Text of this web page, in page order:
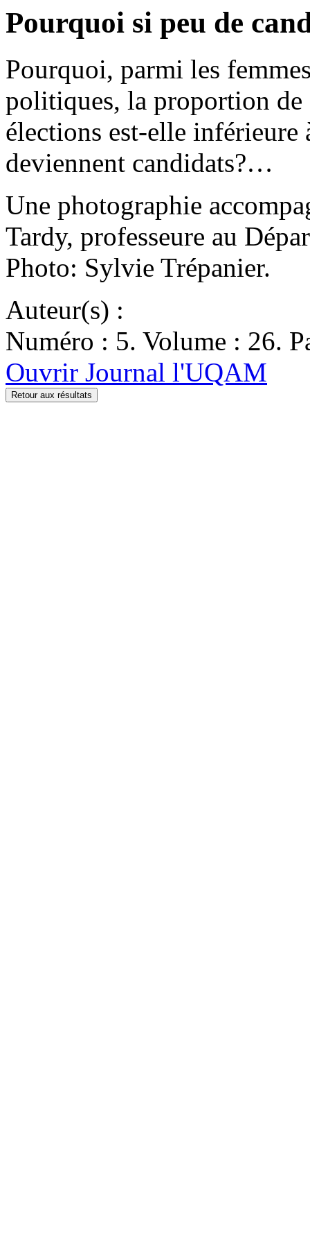
Pourquoi si peu de
Pourquoi, parmi les
politiques, la proportion de
élections est-elle
deviennent candidats?…
Une photographie
Tardy, professeure au
Photo: Sylvie Trépanier.
Auteur(s) :
Numéro : 5. Volume : 26.
Ouvrir Journal l'UQAM
Retour aux résultats